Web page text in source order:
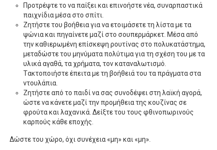
Προτρέψτε το να παίξει και επινοήστε νέα, συναρπαστικά
παιχνίδια μέσα στο σπίτι.
Zητήστε του βοήθεια για να ετοιμάσετε τη λίστα με τα
ψώνια και πηγαίνετε μαζί στο σουπερμάρκετ. Mέσα από
την καθιερωμένη επίσκεψη ρουτίνας στο πολυκατάστημα,
μεταδώστε του μηνύματα πολύτιμα για τη σχέση του με τα
υλικά αγαθά, τα χρήματα, τον καταναλωτισμό.
Tακτοποιήστε έπειτα με τη βοήθειά του τα πράγματα στα
ντουλάπια.
Zητήστε από το παιδί να σας συνοδέψει στη λαϊκή αγορά,
ώστε να κάνετε μαζί την προμήθεια της κουζίνας σε
φρούτα και λαχανικά. Δείξτε του τους φθινοπωρινούς
καρπούς κάθε εποχής.
Δώστε του χώρο, όχι συνέχεια «μη» και «μη».